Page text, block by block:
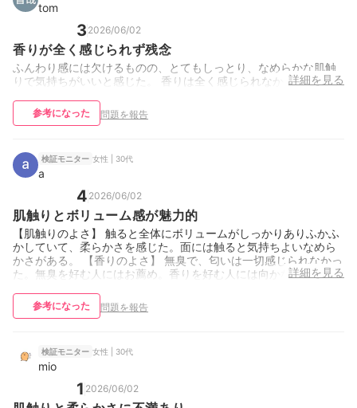
tom
3 2026/06/02
香りが全く感じられず残念
ふんわり感には欠けるものの、とてもしっとり、なめらかな肌触
りで気持ちがいいと感じた。 香りは全く感じられなかった。詳細を見る
参考になった 問題を報告
検証モニター 女性 | 30代
a
4 2026/06/02
肌触りとボリューム感が魅力的
【肌触りのよさ】 触ると全体にボリュームがしっかりありふかふ
かしていて、柔らかさを感じた。面には触ると気持ちよいなめら
かさがある。 【香りのよさ】 無臭で、匂いは一切感じられなかっ
た。無臭を好む人にはお薦め。香りを好む人には向かない。詳細を見る
参考になった 問題を報告
検証モニター 女性 | 30代
mio
1 2026/06/02